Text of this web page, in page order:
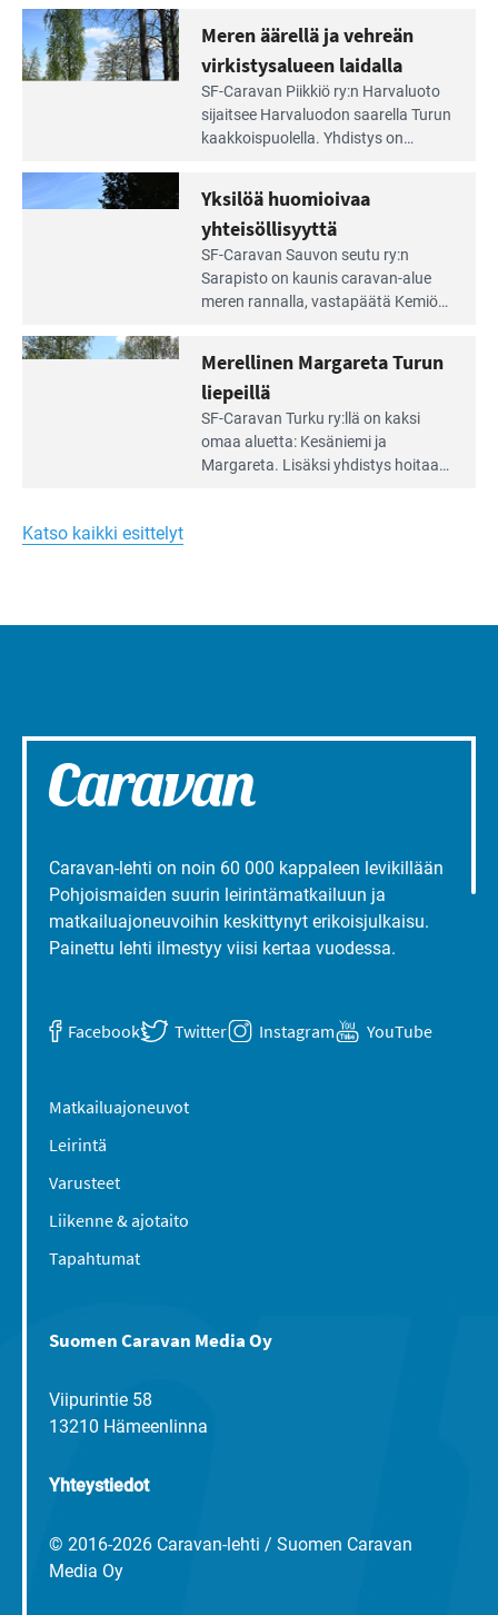
Saariston
Rengastien
portilla
äärellä
ja
Meren äärellä ja vehreän
virkistysalueen laidalla
SF-Caravan Piikkiö ry:n Harvaluoto
sijait­see Harvaluodon saarella Turun
kaakkois­puolella. Yhdistys on
virkistysalueesta.
huomioivaa
yhteisöllisyyttä
Yksilöä huomioivaa
yhteisöllisyyttä
SF-Caravan Sauvon seutu ry:n
Sarapisto on kaunis caravan-alue
meren rannalla, vasta­päätä Kemiön
kymmenen paikkaa ilman sähköä.
Turun
liepeillä
Merellinen Margareta Turun
liepeillä
SF-Caravan Turku ry:llä on kaksi
omaa aluet­ta: Kesäniemi ja
Margareta. Lisäksi yhdis­tys hoitaa
Katso kaikki esittelyt
Caravan-lehti on noin 60 000 kappaleen levikillään
Pohjoismaiden suurin leirintämatkailuun ja
matkailuajoneuvoihin keskittynyt erikoisjulkaisu.
Painettu lehti ilmestyy viisi kertaa vuodessa.
Facebook Twitter Instagram YouTube
Matkailuajoneuvot
Leirintä
Varusteet
Liikenne & ajotaito
Tapahtumat
Suomen Caravan Media Oy
Viipurintie 58
13210 Hämeenlinna
Yhteystiedot
© 2016-2026 Caravan-lehti / Suomen Caravan
Media Oy